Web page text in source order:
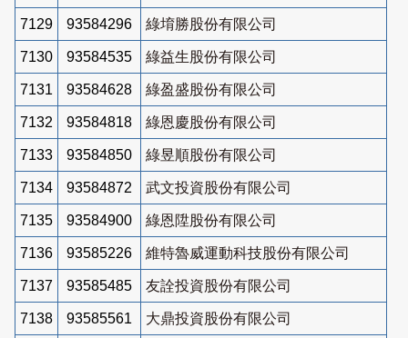
7129 93584296 綠堉勝股份有限公司
7130 93584535 綠益生股份有限公司
7131 93584628 綠盈盛股份有限公司
7132 93584818 綠恩慶股份有限公司
7133 93584850 綠昱順股份有限公司
7134 93584872 武文投資股份有限公司
7135 93584900 綠恩陞股份有限公司
7136 93585226 維特魯威運動科技股份有限公司
7137 93585485 友詮投資股份有限公司
7138 93585561 大鼎投資股份有限公司